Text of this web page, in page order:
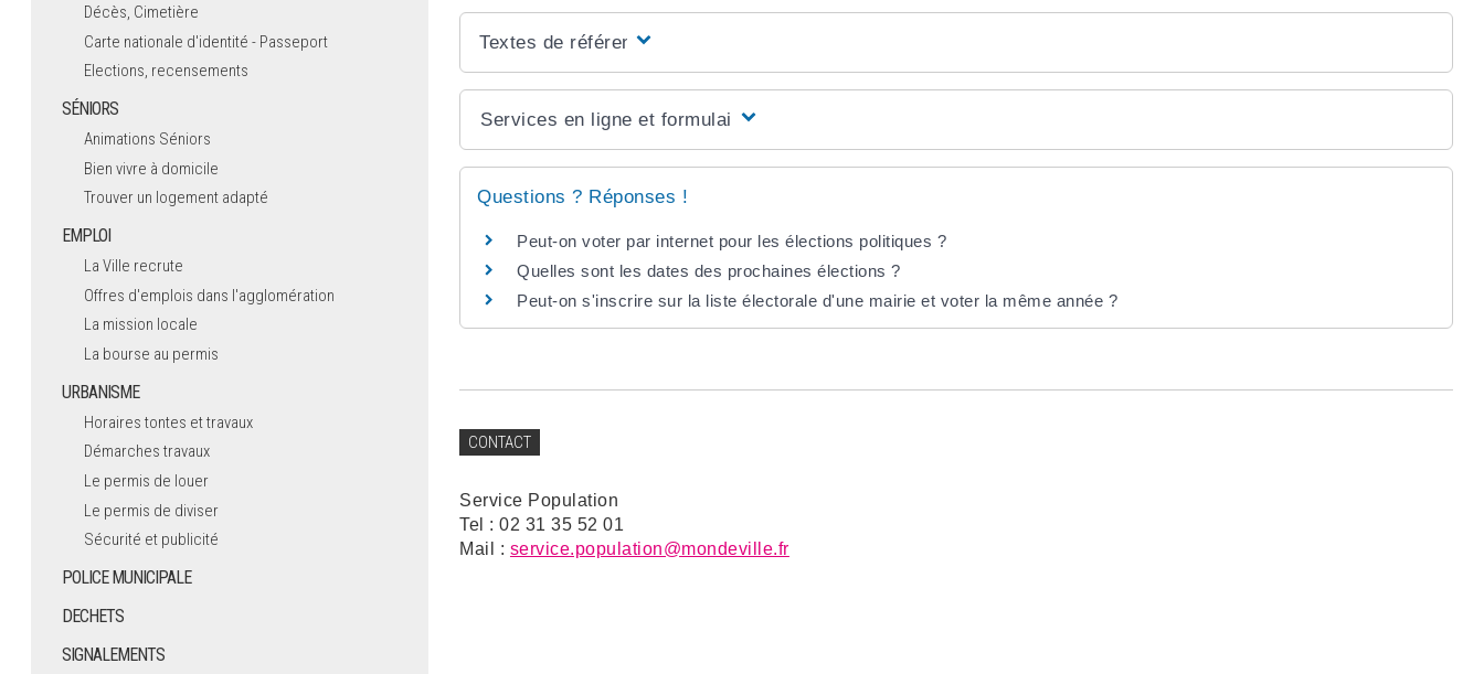
Textes de référence
Services en ligne et formulaires
Questions ? Réponses !
Peut-on voter par internet pour les élections politiques ?
Quelles sont les dates des prochaines élections ?
Peut-on s'inscrire sur la liste électorale d'une mairie et voter la même année ?
CONTACT
Service Population
Tel : 02 31 35 52 01
Mail : service.population@mondeville.fr
Décès, Cimetière
Carte nationale d'identité - Passeport
Elections, recensements
SÉNIORS
Animations Séniors
Bien vivre à domicile
Trouver un logement adapté
EMPLOI
La Ville recrute
Offres d'emplois dans l'agglomération
La mission locale
La bourse au permis
URBANISME
Horaires tontes et travaux
Démarches travaux
Le permis de louer
Le permis de diviser
Sécurité et publicité
POLICE MUNICIPALE
DECHETS
SIGNALEMENTS